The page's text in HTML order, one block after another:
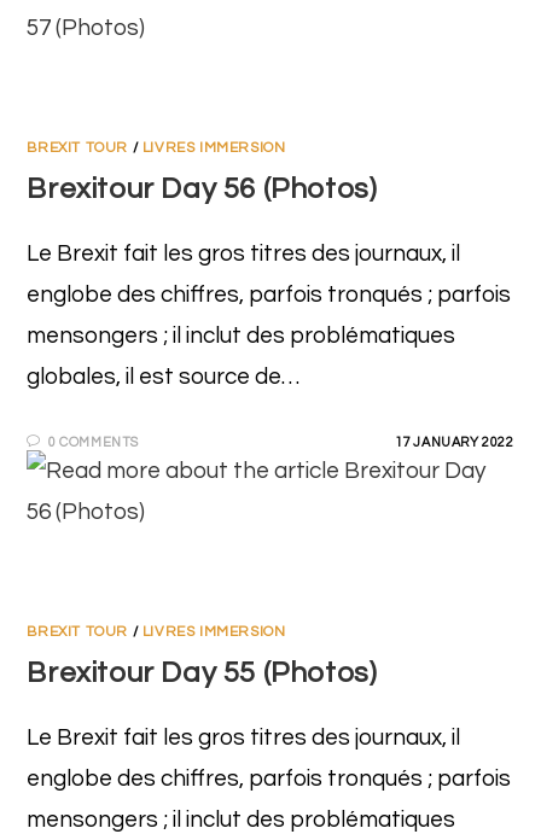
BREXIT TOUR / LIVRES IMMERSION
Brexitour Day 56 (Photos)
Le Brexit fait les gros titres des journaux, il
englobe des chiffres, parfois tronqués ; parfois
mensongers ; il inclut des problématiques
globales, il est source de…
0 COMMENTS 17 JANUARY 2022
BREXIT TOUR / LIVRES IMMERSION
Brexitour Day 55 (Photos)
Le Brexit fait les gros titres des journaux, il
englobe des chiffres, parfois tronqués ; parfois
mensongers ; il inclut des problématiques